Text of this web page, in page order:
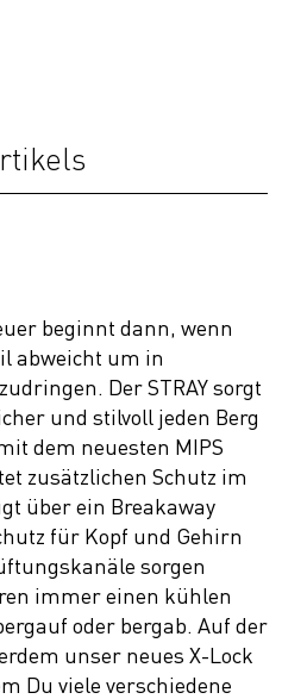
beginnt dann, wenn
abweicht um in
Der STRAY sorgt
und stilvoll jeden Berg
dem neuesten MIPS
zusätzlichen Schutz im
über ein Breakaway
für Kopf und Gehirn
sorgen
immer einen kühlen
oder bergab. Auf der
unser neues X-Lock
Du viele verschiedene